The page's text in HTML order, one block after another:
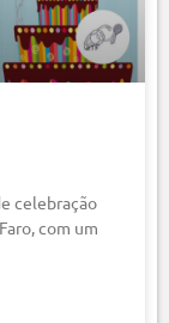
celebração
com um